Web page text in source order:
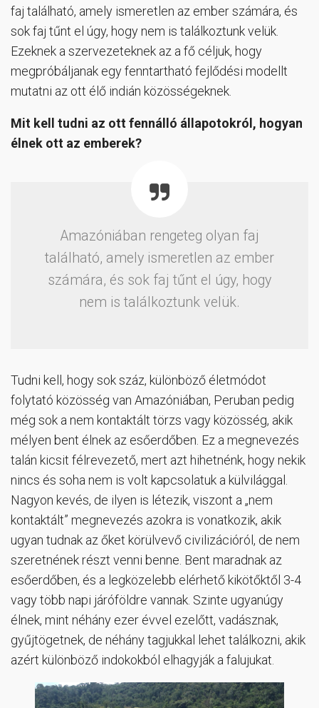
faj található, amely ismeretlen az ember számára, és
sok faj tűnt el úgy, hogy nem is találkoztunk velük.
Ezeknek a szervezeteknek az a fő céljuk, hogy
megpróbáljanak egy fenntartható fejlődési modellt
mutatni az ott élő indián közösségeknek.
Mit kell tudni az ott fennálló állapotokról, hogyan
élnek ott az emberek?
Amazóniában rengeteg olyan faj
található, amely ismeretlen az ember
számára, és sok faj tűnt el úgy, hogy
nem is találkoztunk velük.
Tudni kell, hogy sok száz, különböző életmódot
folytató közösség van Amazóniában, Peruban pedig
még sok a nem kontaktált törzs vagy közösség, akik
mélyen bent élnek az esőerdőben. Ez a megnevezés
talán kicsit félrevezető, mert azt hihetnénk, hogy nekik
nincs és soha nem is volt kapcsolatuk a külvilággal.
Nagyon kevés, de ilyen is létezik, viszont a „nem
kontaktált” megnevezés azokra is vonatkozik, akik
ugyan tudnak az őket körülvevő civilizációról, de nem
szeretnének részt venni benne. Bent maradnak az
esőerdőben, és a legközelebb elérhető kikötőktől 3-4
vagy több napi járóföldre vannak. Szinte ugyanúgy
élnek, mint néhány ezer évvel ezelőtt, vadásznak,
gyűjtögetnek, de néhány tagjukkal lehet találkozni, akik
azért különböző indokokból elhagyják a falujukat.